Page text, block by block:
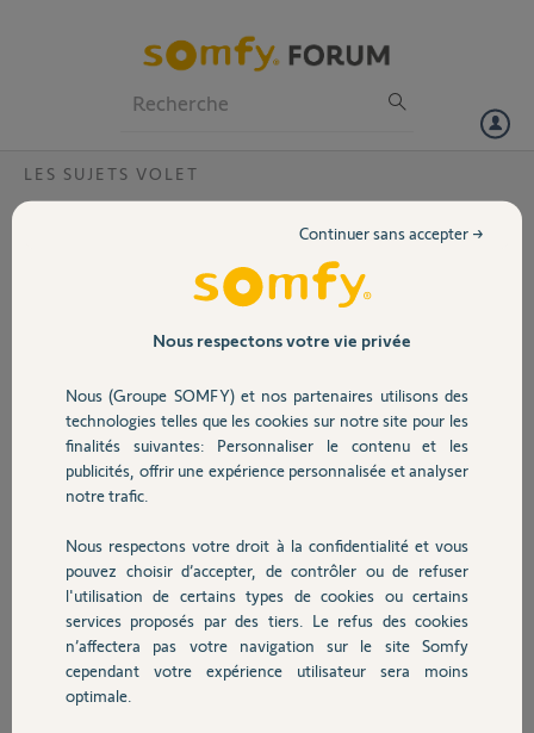
Volet
Sécurité
Domotique
Chauffage
Autres produits
LES SUJETS VOLET
Remplacement 1037596 : SOLUS 2 PA
Ou puis-je trouver ce modèle ? existe-t-il un modle compatible ?
Dimitri
il y a plus de 5 ans
Participer au fil de discussion
Réponses
Bonjour,
En effet, le Solus 2 PA 10/12 n'existera plus. Vous pourrez partir sur une
motorisation Oximo RTS 10/17, il serait également nécessaire de
changer votre point de commande. Un Smoove RTS sera recommandé
Nous respectons votre vie privée
Nous (Groupe SOMFY) et nos partenaires utilisons des
technologies telles que les cookies sur notre site pour les
finalités suivantes: Personnaliser le contenu et les
publicités, offrir une expérience personnalisée et analyser
notre trafic.
Nous respectons votre droit à la confidentialité et vous
pouvez choisir d’accepter, de contrôler ou de refuser
l'utilisation de certains types de cookies ou certains
services proposés par des tiers. Le refus des cookies
n’affectera pas votre navigation sur le site Somfy
cependant votre expérience utilisateur sera moins
optimale.
Continuer sans accepter →